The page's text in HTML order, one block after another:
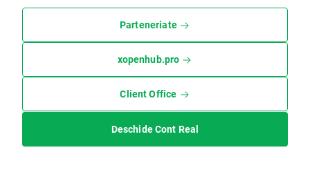
Parteneriate
xopenhub.pro
Client Office
Deschide Cont Real